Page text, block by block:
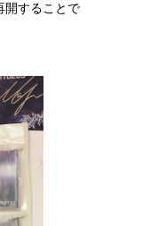
開することで